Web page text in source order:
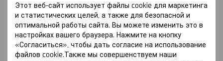
Этот веб-сайт использует файлы cookie для маркетинга
и статистических целей, а также для безопасной и
оптимальной работы сайта. Вы можете изменить это в
настройках вашего браузера. Нажмите на кнопку
«Согласиться», чтобы дать согласие на использование
файлов cookie.Также мы совершенствуем наши
WhiteCover® (сталь+цинк) или ZiPoFlex®
(сталь+цинк+краска+лак)
Зона покрытия: